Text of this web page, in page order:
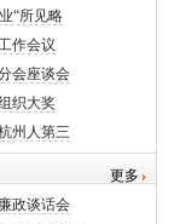
“所见略
作会议
会座谈会
织大奖
州人第三
更多
政谈话会